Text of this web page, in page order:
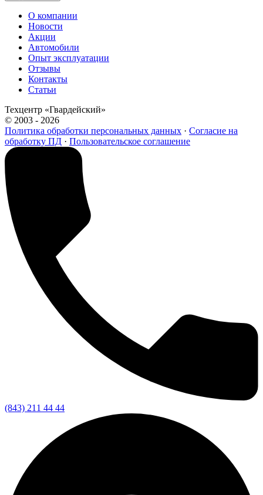
О компании
Новости
Акции
Автомобили
Опыт эксплуатации
Отзывы
Контакты
Статьи
Техцентр «Гвардейский»
© 2003 - 2026
Политика обработки персональных данных · Согласие на
обработку ПД · Пользовательское соглашение
(843) 211 44 44